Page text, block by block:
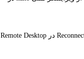
رفع مشکل Reconnecting در Remote Desktop